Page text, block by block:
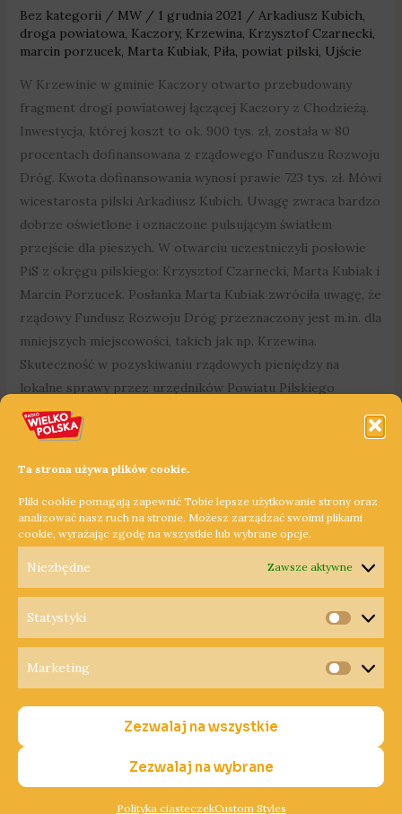
Ta strona używa plików cookie.
Pliki cookie pomagają zapewnić Tobie lepsze użytkowanie strony oraz
analizować nasz ruch na stronie. Możesz zarządzać swoimi plikami
cookie, wyrażając zgodę na wszystkie lub wybrane opcje.
Niezbędne Zawsze aktywne
Statystyki
Marketing
Zezwalaj na wszystkie
Zezwalaj na wybrane
Polityka ciasteczekCustom Styles
Bez kategorii/ MW / 1 grudnia 2021 / Arkadiusz Kubich,
droga powiatowa, Kaczory, Krzewina, Krzysztof Czarnecki,
marcin porzucek, Marta Kubiak, Piła, powiat pilski, Ujście
W Krzewinie w gminie Kaczory otwarto przebudowany
fragment drogi powiatowej łączącej Kaczory z Chodzieżą.
Inwestycja, której koszt to ok. 900 tys. zł, została w 80
procentach dofinansowana z rządowego Funduszu Rozwoju
Dróg. Kwota dofinansowania wynosi prawie 723 tys. zł. Mówi
wicestarosta pilski Arkadiusz Kubich. Uwagę zwraca bardzo
dobrze oświetlone i oznaczone pulsującym światłem
przejście dla pieszych. W otwarciu uczestniczyli posłowie
PiS z okręgu pilskiego: Krzysztof Czarnecki, Marta Kubiak i
Marcin Porzucek. Posłanka Marta Kubiak zwróciła uwagę, że
rządowy Fundusz Rozwoju Dróg przeznaczony jest m.in. dla
mniejszych miejscowości, takich jak np. Krzewina.
Skuteczność w pozyskiwaniu rządowych pieniędzy na
lokalne sprawy przez urzędników Powiatu Pilskiego
podkreślał poseł Marcin Porzucek. Przejazd przez
Krzewinę wyremontowanym fragmentem drogi powiatowej
zwracali uwagę na obowiązujące w tym miejscu ograniczenie
prędkości.
Dowiedz się więcej »
Polityka Cookies